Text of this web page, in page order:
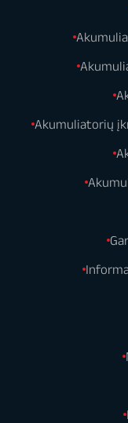
Akumuliatorių